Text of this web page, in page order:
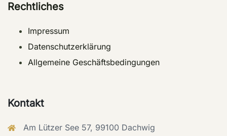
Rechtliches
Impressum
Datenschutzerklärung
Allgemeine Geschäftsbedingungen
Kontakt
Am Lützer See 57, 99100 Dachwig